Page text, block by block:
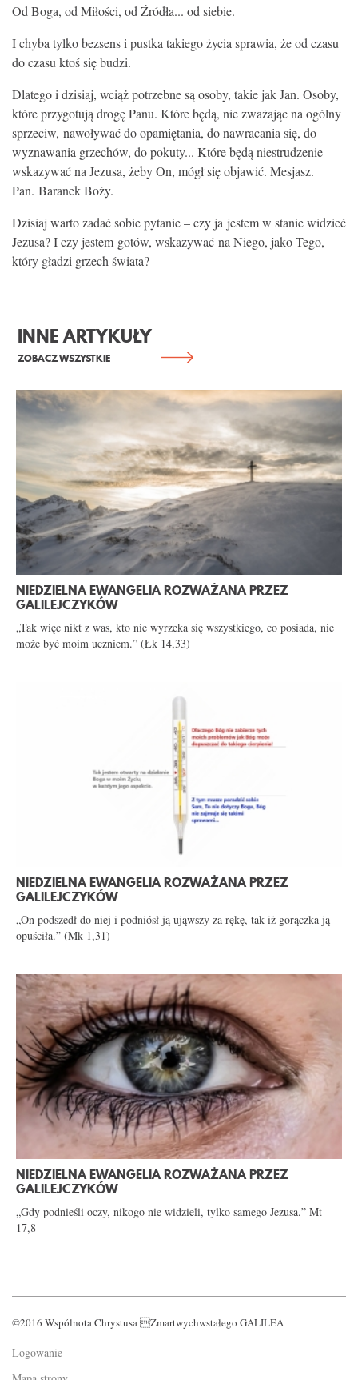
Od Boga, od Miłości, od Źródła... od siebie.
I chyba tylko bezsens i pustka takiego życia sprawia, że od czasu
do czasu ktoś się budzi.
Dlatego i dzisiaj, wciąż potrzebne są osoby, takie jak Jan. Osoby,
które przygotują drogę Panu. Które będą, nie zważając na ogólny
sprzeciw, nawoływać do opamiętania, do nawracania się, do
wyznawania grzechów, do pokuty... Które będą niestrudzenie
wskazywać na Jezusa, żeby On, mógł się objawić. Mesjasz.
Pan. Baranek Boży.
Dzisiaj warto zadać sobie pytanie – czy ja jestem w stanie widzieć
Jezusa? I czy jestem gotów, wskazywać na Niego, jako Tego,
który gładzi grzech świata?
INNE ARTYKUŁY
ZOBACZ WSZYSTKIE
NIEDZIELNA EWANGELIA ROZWAŻANA PRZEZ
GALILEJCZYKÓW
„Tak więc nikt z was, kto nie wyrzeka się wszystkiego, co posiada, nie
może być moim uczniem.” (Łk 14,33)
NIEDZIELNA EWANGELIA ROZWAŻANA PRZEZ
GALILEJCZYKÓW
„On podszedł do niej i podniósł ją ująwszy za rękę, tak iż gorączka ją
opuściła.” (Mk 1,31)
NIEDZIELNA EWANGELIA ROZWAŻANA PRZEZ
GALILEJCZYKÓW
„Gdy podnieśli oczy, nikogo nie widzieli, tylko samego Jezusa.” Mt
17,8
©2016 Wspólnota Chrystusa Zmartwychwstałego GALILEA
Logowanie